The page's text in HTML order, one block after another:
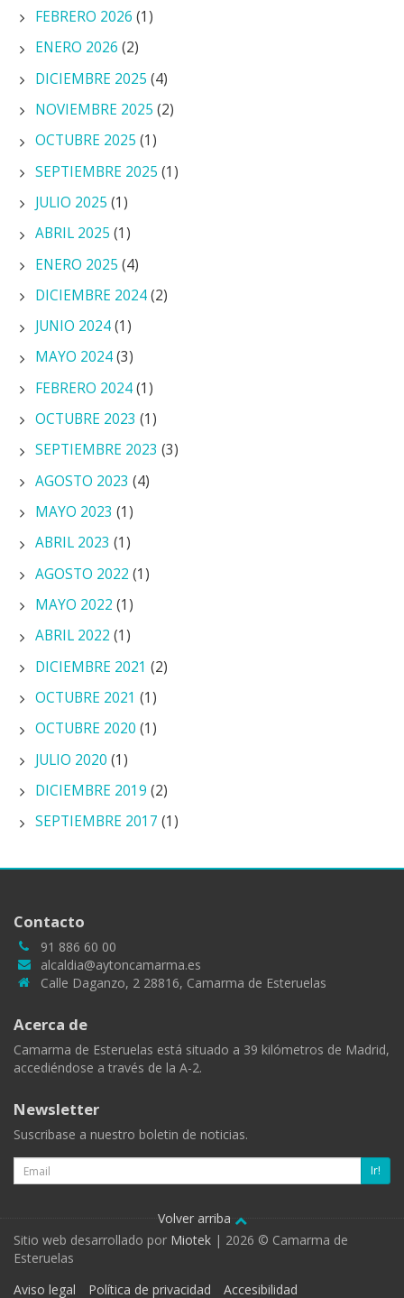
FEBRERO 2026 (1)
ENERO 2026 (2)
DICIEMBRE 2025 (4)
NOVIEMBRE 2025 (2)
OCTUBRE 2025 (1)
SEPTIEMBRE 2025 (1)
JULIO 2025 (1)
ABRIL 2025 (1)
ENERO 2025 (4)
DICIEMBRE 2024(2)
JUNIO 2024(1)
MAYO 2024(3)
FEBRERO 2024(1)
OCTUBRE 2023 (1)
SEPTIEMBRE 2023 (3)
AGOSTO 2023 (4)
MAYO 2023 (1)
ABRIL 2023 (1)
AGOSTO 2022 (1)
MAYO 2022 (1)
ABRIL 2022 (1)
DICIEMBRE 2021 (2)
OCTUBRE 2021 (1)
OCTUBRE 2020 (1)
JULIO 2020 (1)
DICIEMBRE 2019 (2)
SEPTIEMBRE 2017 (1)
Contacto
91 886 60 00
alcaldia@aytoncamarma.es
Calle Daganzo, 2 28816, Camarma de Esteruelas
Acerca de
Camarma de Esteruelas está situado a 39 kilómetros de Madrid,
accediéndose a través de la A-2.
Newsletter
Suscribase a nuestro boletin de noticias.
Email
Ir!
Volver arriba
Sitio web desarrollado por Miotek | 2026 © Camarma de
Esteruelas
Aviso legal
Política de privacidad Accesibilidad